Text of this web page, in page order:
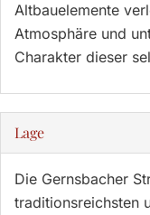
Altbauelemente
Atmosphäre und
Charakter dieser
Lage
Die Gernsbacher
traditionsreichsten